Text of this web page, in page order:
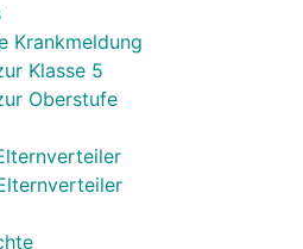
Krankmeldung
Klasse 5
Oberstufe